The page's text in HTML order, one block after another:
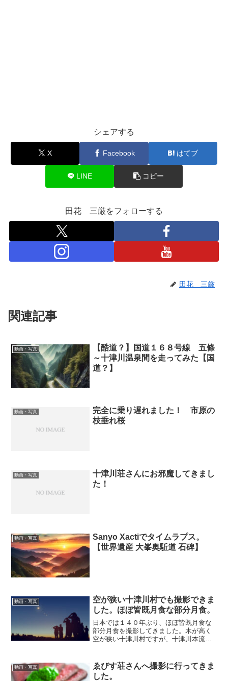
シェアする
X Facebook はてブ
LINE コピー
田花 三厳をフォローする
田花 三厳
関連記事
動画・写真
【酷道？】国道１６８号線 五條
～十津川温泉間を走ってみた【国
道？】
動画・写真
完全に乗り遅れました！ 市原の
枝垂れ桜
動画・写真
十津川荘さんにお邪魔してきまし
た！
動画・写真
Sanyo Xactiでタイムラプス。
【世界遺産 大峯奥駈道 石碑】
動画・写真
空が狭い十津川村でも撮影できま
した。ほぼ皆既月食な部分月食。
日本では１４０年ぶり、ほぼ皆既月食な
部分月食を撮影してきました。木が高く
空が狭い十津川村ですが、十津川本流沿
っていたので撮影できたのは６時２０分
ぐらいからでした。撮影機...
動画・写真
ゑびす荘さんへ撮影に行ってきま
した。